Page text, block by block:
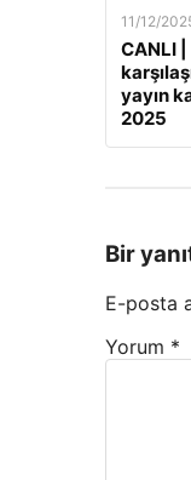
11/12/
CANLI
yayın
2025
Bir
E-posta
Yorum *